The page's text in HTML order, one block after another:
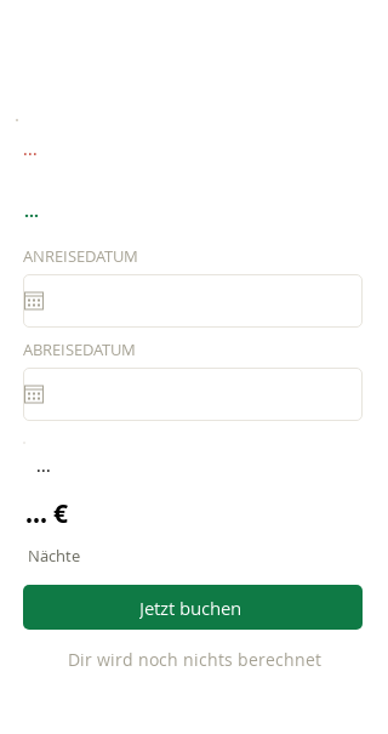
...
...
ANREISEDATUM
ABREISEDATUM
...
... €
Nächte
Jetzt buchen
Dir wird noch nichts berechnet